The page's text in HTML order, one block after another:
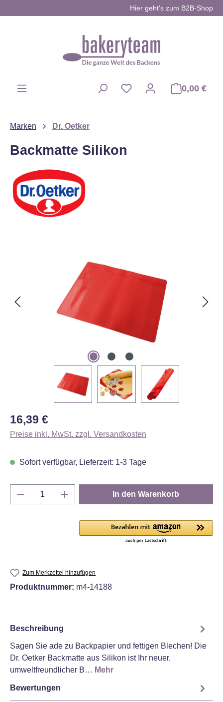
Hier geht’s zum B2B-Shop
0,00 €
Marken Dr. Oetker
Backmatte Silikon
Regulärer Preis:
16,39 €
Preise inkl. MwSt. zzgl. Versandkosten
Sofort verfügbar, Lieferzeit: 1-3 Tage
Produkt Anzahl: Gib den gewünschten
In den Warenkorb
Zum Merkzettel hinzufügen
Produktnummer: m4-14188
Beschreibung
Sagen Sie ade zu Backpapier und fettigen Blechen! Die
Dr. Oetker Backmatte aus Silikon ist Ihr neuer,
umweltfreundlicher B… Mehr
Bewertungen